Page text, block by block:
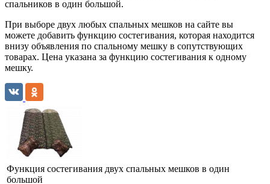
спальников в один большой.
При выборе двух любых спальных мешков на сайте вы
можете добавить функцию состегивания, которая находится
внизу объявления по спальному мешку в сопутствующих
товарах. Цена указана за функцию состегивания к одному
мешку.
Функция состегивания двух спальных мешков в один
большой